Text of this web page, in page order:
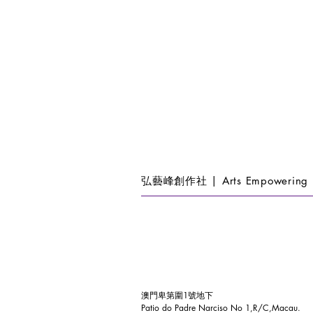
弘藝峰創作社 | Arts Empowering
澳門卑第圍1號地下
Patio do Padre Narciso No 1,R/C,Macau.